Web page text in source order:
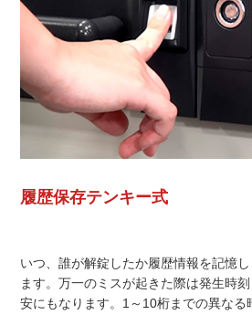
履歴保存テンキー式
いつ、誰が解錠したか履歴情報を記憶
ます。万一のミスが起きた際は発生時
安にもなります。1～10桁までの異なる